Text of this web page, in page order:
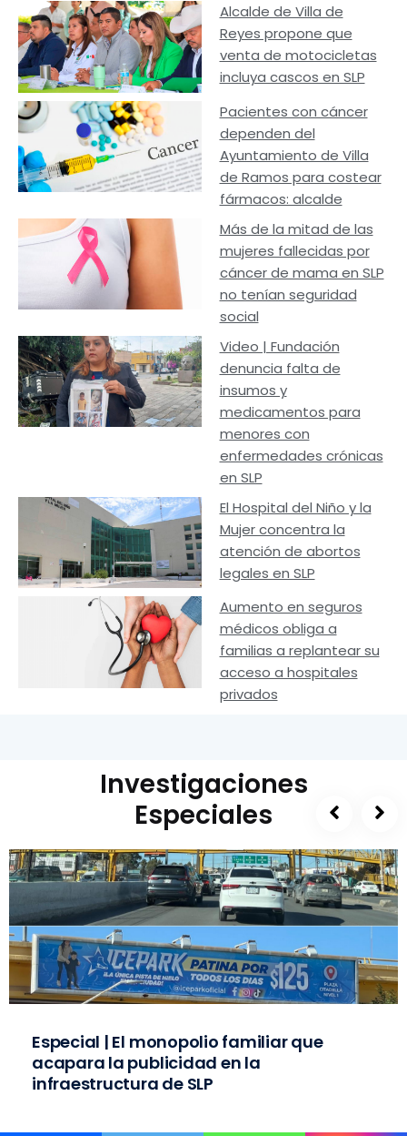
Alcalde de Villa de
Reyes propone que
venta de motocicletas
incluya cascos en SLP
Pacientes con cáncer
dependen del
Ayuntamiento de Villa
de Ramos para costear
fármacos: alcalde
Más de la mitad de las
mujeres fallecidas por
cáncer de mama en SLP
no tenían seguridad
social
Video | Fundación
denuncia falta de
insumos y
medicamentos para
menores con
enfermedades crónicas
en SLP
El Hospital del Niño y la
Mujer concentra la
atención de abortos
legales en SLP
Aumento en seguros
médicos obliga a
familias a replantear su
acceso a hospitales
privados
Investigaciones
Especiales
Especial | El monopolio familiar que
acapara la publicidad en la
infraestructura de SLP